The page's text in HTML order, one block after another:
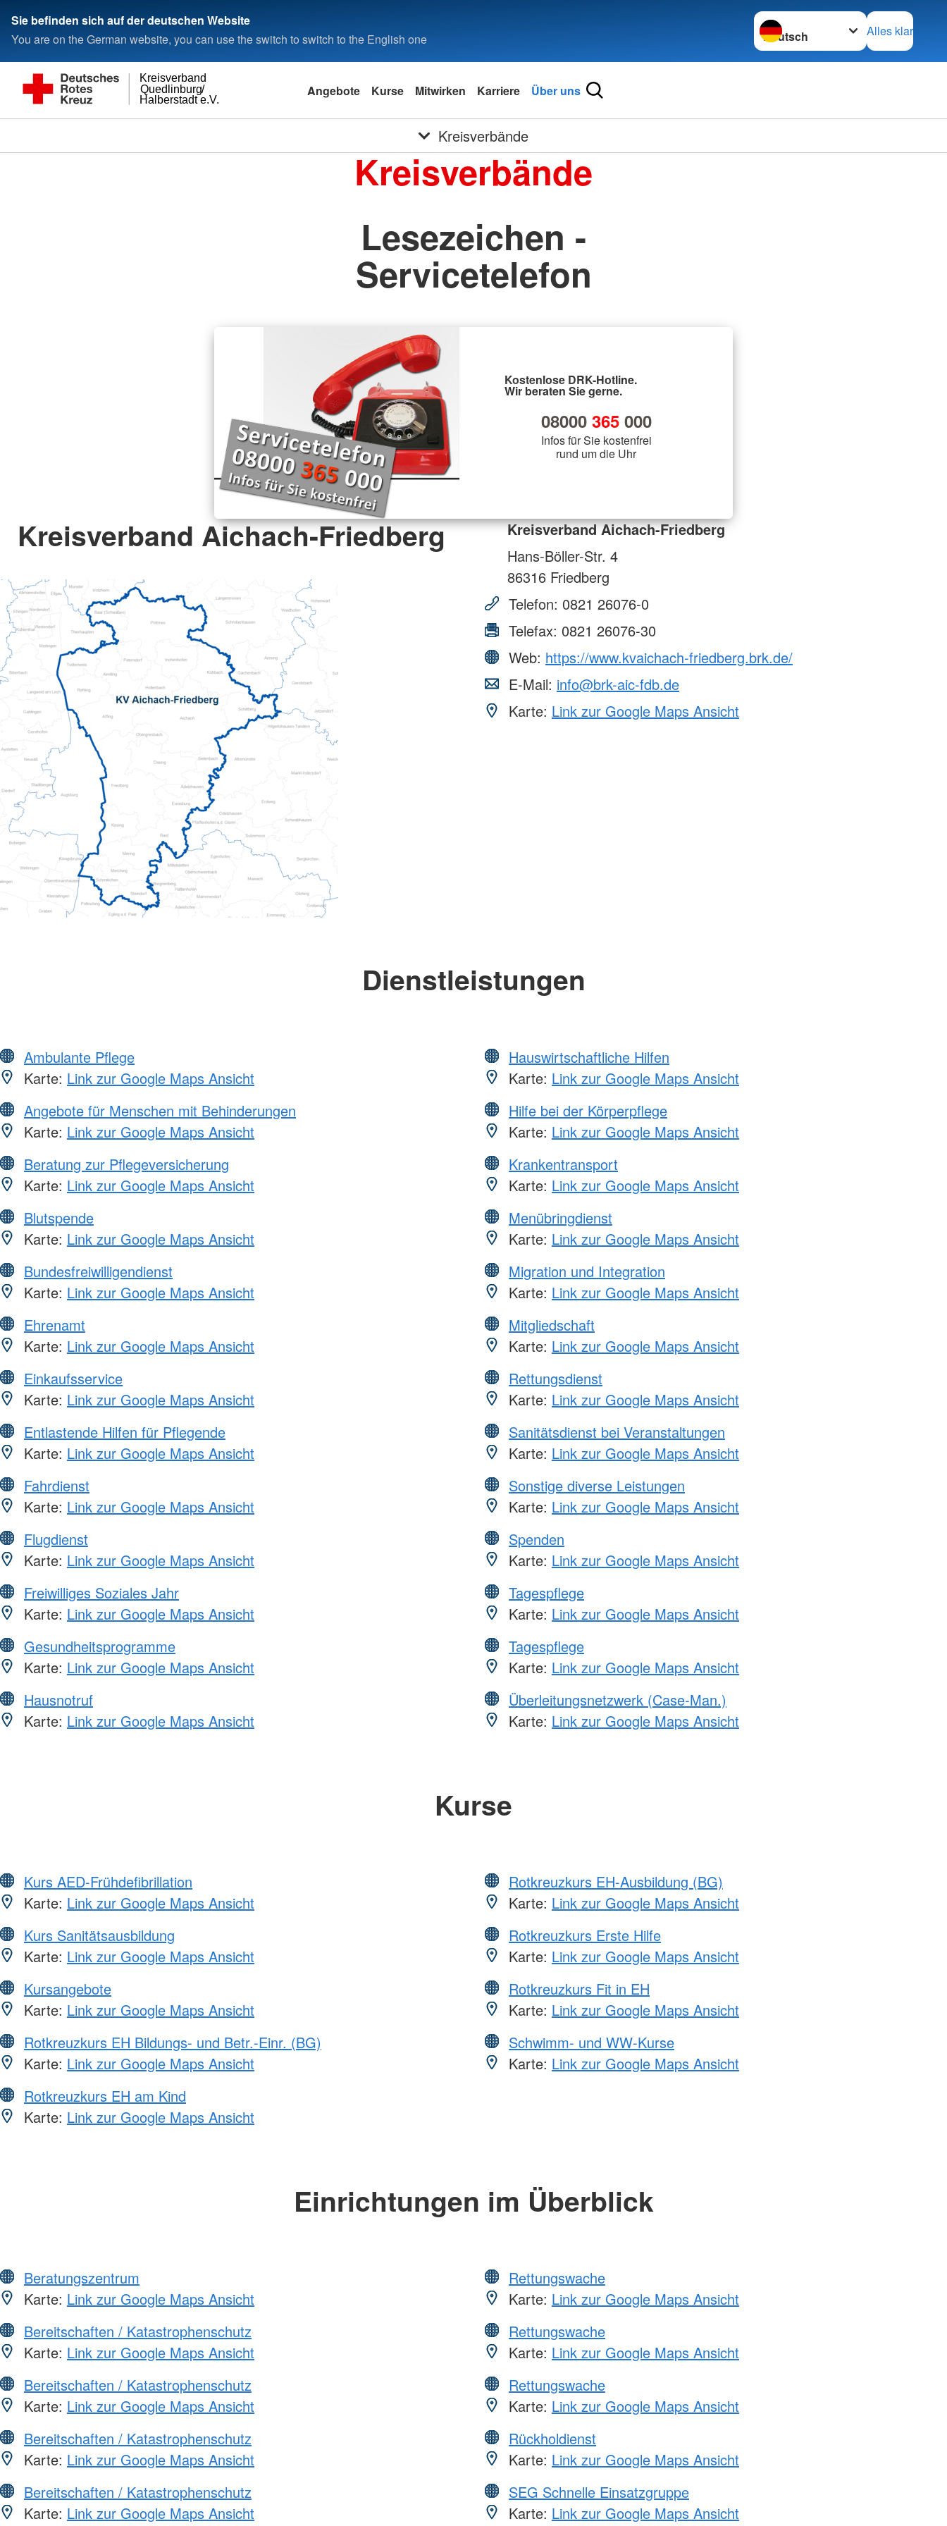
Sie befinden sich auf der deutschen Website
You are on the German website, you can use the switch to switch to the English one
Sprache wechseln zu
Alles klar
Halberstadt e.V.
Quedlinburg/
Kreisverband
Angebote Kurse Mitwirken Karriere Über uns
Kreisverbände
Kreisverbände
Lesezeichen -
Servicetelefon
Kostenlose DRK-Hotline.
Wir beraten Sie gerne.
08000 365000
Infos für Sie kostenfrei
rund um die Uhr
Kreisverband Aichach-Friedberg
Kreisverband Aichach-Friedberg
Hans-Böller-Str. 4
86316 Friedberg
Telefon: 0821 26076-0
Telefax: 0821 26076-30
Web: https://www.kvaichach-friedberg.brk.de/
E-Mail: info@brk-aic-fdb.de
Karte: Link zur Google Maps Ansicht
Dienstleistungen
Ambulante Pflege
Karte: Link zur Google Maps Ansicht
Angebote für Menschen mit Behinderungen
Karte: Link zur Google Maps Ansicht
Beratung zur Pflegeversicherung
Karte: Link zur Google Maps Ansicht
Blutspende
Karte: Link zur Google Maps Ansicht
Bundesfreiwilligendienst
Karte: Link zur Google Maps Ansicht
Ehrenamt
Karte: Link zur Google Maps Ansicht
Einkaufsservice
Karte: Link zur Google Maps Ansicht
Entlastende Hilfen für Pflegende
Karte: Link zur Google Maps Ansicht
Fahrdienst
Karte: Link zur Google Maps Ansicht
Flugdienst
Karte: Link zur Google Maps Ansicht
Freiwilliges Soziales Jahr
Karte: Link zur Google Maps Ansicht
Gesundheitsprogramme
Karte: Link zur Google Maps Ansicht
Hausnotruf
Karte: Link zur Google Maps Ansicht
Hauswirtschaftliche Hilfen
Karte: Link zur Google Maps Ansicht
Hilfe bei der Körperpflege
Karte: Link zur Google Maps Ansicht
Krankentransport
Karte: Link zur Google Maps Ansicht
Menübringdienst
Karte: Link zur Google Maps Ansicht
Migration und Integration
Karte: Link zur Google Maps Ansicht
Mitgliedschaft
Karte: Link zur Google Maps Ansicht
Rettungsdienst
Karte: Link zur Google Maps Ansicht
Sanitätsdienst bei Veranstaltungen
Karte: Link zur Google Maps Ansicht
Sonstige diverse Leistungen
Karte: Link zur Google Maps Ansicht
Spenden
Karte: Link zur Google Maps Ansicht
Tagespflege
Karte: Link zur Google Maps Ansicht
Tagespflege
Karte: Link zur Google Maps Ansicht
Überleitungsnetzwerk (Case-Man.)
Karte: Link zur Google Maps Ansicht
Kurse
Kurs AED-Frühdefibrillation
Karte: Link zur Google Maps Ansicht
Kurs Sanitätsausbildung
Karte: Link zur Google Maps Ansicht
Kursangebote
Karte: Link zur Google Maps Ansicht
Rotkreuzkurs EH Bildungs- und Betr.-Einr. (BG)
Karte: Link zur Google Maps Ansicht
Rotkreuzkurs EH am Kind
Karte: Link zur Google Maps Ansicht
Rotkreuzkurs EH-Ausbildung (BG)
Karte: Link zur Google Maps Ansicht
Rotkreuzkurs Erste Hilfe
Karte: Link zur Google Maps Ansicht
Rotkreuzkurs Fit in EH
Karte: Link zur Google Maps Ansicht
Schwimm- und WW-Kurse
Karte: Link zur Google Maps Ansicht
Einrichtungen im Überblick
Beratungszentrum
Karte: Link zur Google Maps Ansicht
Bereitschaften / Katastrophenschutz
Karte: Link zur Google Maps Ansicht
Bereitschaften / Katastrophenschutz
Karte: Link zur Google Maps Ansicht
Bereitschaften / Katastrophenschutz
Karte: Link zur Google Maps Ansicht
Bereitschaften / Katastrophenschutz
Karte: Link zur Google Maps Ansicht
Rettungswache
Karte: Link zur Google Maps Ansicht
Rettungswache
Karte: Link zur Google Maps Ansicht
Rettungswache
Karte: Link zur Google Maps Ansicht
Rückholdienst
Karte: Link zur Google Maps Ansicht
SEG Schnelle Einsatzgruppe
Karte: Link zur Google Maps Ansicht